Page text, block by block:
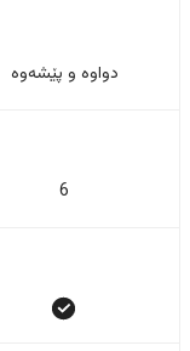
دواوە و پێشەوە
6